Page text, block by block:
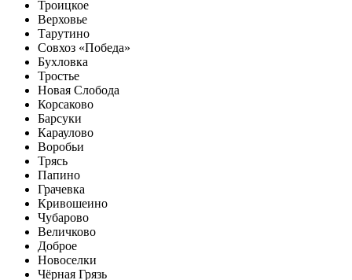
Троицкое
Верховье
Тарутино
Совхоз «Победа»
Бухловка
Тростье
Новая Слобода
Корсаково
Барсуки
Караулово
Воробьи
Трясь
Папино
Грачевка
Кривошеино
Чубарово
Величково
Доброе
Новоселки
Чёрная Грязь